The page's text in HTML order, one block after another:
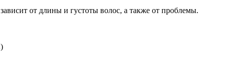
от длины и густоты волос, а также от проблемы.